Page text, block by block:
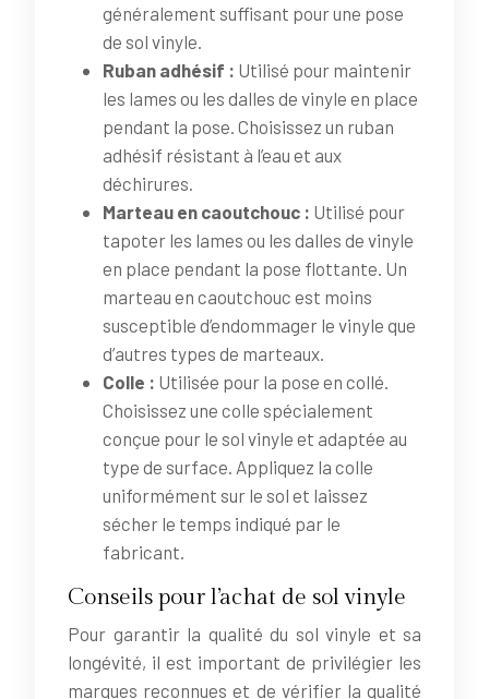
généralement suffisant pour une pose
de sol vinyle.
Ruban adhésif : Utilisé pour maintenir
les lames ou les dalles de vinyle en place
pendant la pose. Choisissez un ruban
adhésif résistant à l’eau et aux
déchirures.
Marteau en caoutchouc : Utilisé pour
tapoter les lames ou les dalles de vinyle
en place pendant la pose flottante. Un
marteau en caoutchouc est moins
susceptible d’endommager le vinyle que
d’autres types de marteaux.
Colle : Utilisée pour la pose en collé.
Choisissez une colle spécialement
conçue pour le sol vinyle et adaptée au
type de surface. Appliquez la colle
uniformément sur le sol et laissez
sécher le temps indiqué par le
fabricant.
Conseils pour l’achat de sol vinyle
Pour garantir la qualité du sol vinyle et sa
longévité, il est important de privilégier les
marques reconnues et de vérifier la qualité